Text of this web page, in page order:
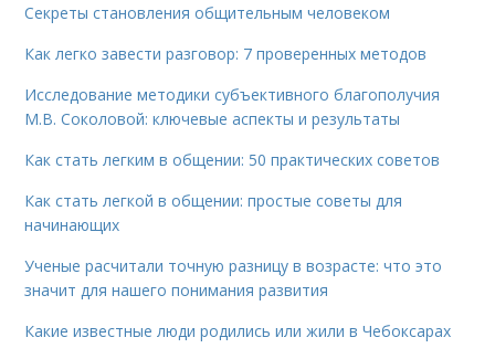
Секреты становления общительным человеком
Как легко завести разговор: 7 проверенных методов
Исследование методики субъективного благополучия
М.В. Соколовой: ключевые аспекты и результаты
Как стать легким в общении: 50 практических советов
Как стать легкой в общении: простые советы для
начинающих
Ученые расчитали точную разницу в возрасте: что это
значит для нашего понимания развития
Какие известные люди родились или жили в Чебоксарах